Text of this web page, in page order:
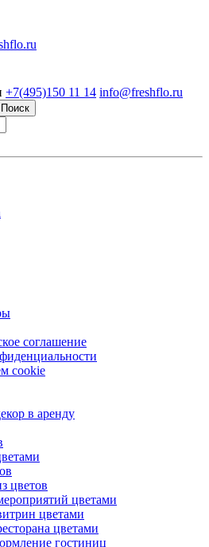
+7(495)150 11 14 info@freshflo.ru
Поиск
соглашение
cookie
в аренду
цветов
цветами
цветами
цветами
гостиниц